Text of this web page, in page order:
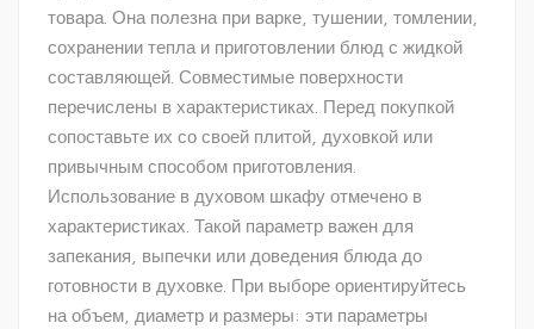
товара. Она полезна при варке, тушении, томлении,
сохранении тепла и приготовлении блюд с жидкой
составляющей. Совместимые поверхности
перечислены в характеристиках. Перед покупкой
сопоставьте их со своей плитой, духовкой или
привычным способом приготовления.
Использование в духовом шкафу отмечено в
характеристиках. Такой параметр важен для
запекания, выпечки или доведения блюда до
готовности в духовке. При выборе ориентируйтесь
на объем, диаметр и размеры: эти параметры